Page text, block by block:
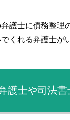
護士に債務整理
くれる弁護士が
護士や司法書